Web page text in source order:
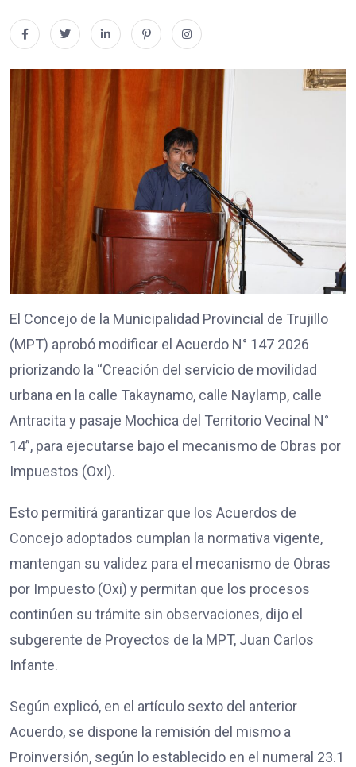
El Concejo de la Municipalidad Provincial de Trujillo
(MPT) aprobó modificar el Acuerdo N° 147 2026
priorizando la “Creación del servicio de movilidad
urbana en la calle Takaynamo, calle Naylamp, calle
Antracita y pasaje Mochica del Territorio Vecinal N°
14”, para ejecutarse bajo el mecanismo de Obras por
Impuestos (OxI).
Esto permitirá garantizar que los Acuerdos de
Concejo adoptados cumplan la normativa vigente,
mantengan su validez para el mecanismo de Obras
por Impuesto (Oxi) y permitan que los procesos
continúen su trámite sin observaciones, dijo el
subgerente de Proyectos de la MPT, Juan Carlos
Infante.
Según explicó, en el artículo sexto del anterior
Acuerdo, se dispone la remisión del mismo a
Proinversión, según lo establecido en el numeral 23.1